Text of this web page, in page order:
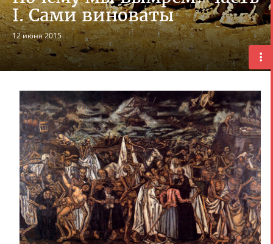
I. Сами виноваты
12 июня 2015